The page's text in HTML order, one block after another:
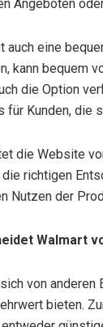
Angeboten
auch eine
kann bequem
die Option
für Kunden, die
die Website
die richtigen
Nutzen der
Walmart
von anderen
bieten.